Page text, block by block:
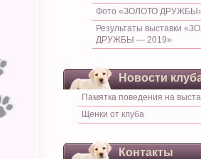
Фото «ЗОЛОТО
Результаты выставки
ДРУЖБЫ — 2019»
Новости
Памятка поведения на
Щенки от клуба
Контакты